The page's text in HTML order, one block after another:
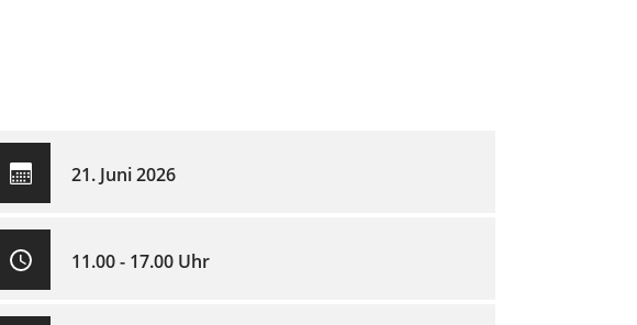
21. Juni 2026
11.00 - 17.00 Uhr